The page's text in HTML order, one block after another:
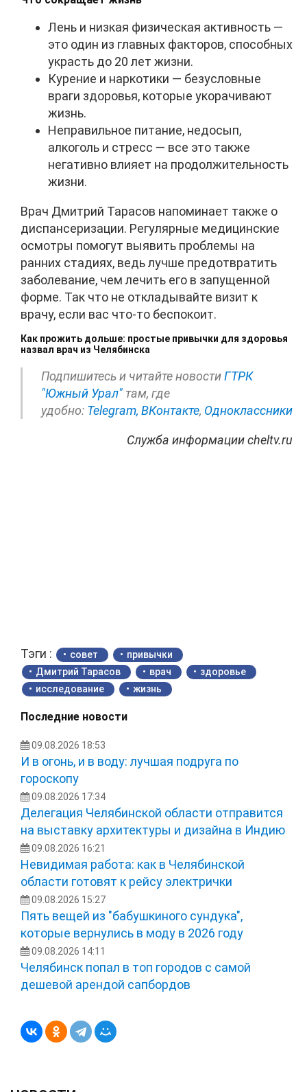
Лень и низкая физическая активность —
это один из главных факторов, способных
украсть до 20 лет жизни.
Курение и наркотики — безусловные
враги здоровья, которые укорачивают
жизнь.
Неправильное питание, недосып,
алкоголь и стресс — все это также
негативно влияет на продолжительность
жизни.
Врач Дмитрий Тарасов напоминает также о
диспансеризации. Регулярные медицинские
осмотры помогут выявить проблемы на
ранних стадиях, ведь лучше предотвратить
заболевание, чем лечить его в запущенной
форме. Так что не откладывайте визит к
врачу, если вас что-то беспокоит.
Как прожить дольше: простые привычки для здоровья
назвал врач из Челябинска
Подпишитесь и читайте новостиГТРК
"Южный Урал" там, где
удобно: Telegram, ВКонтакте, Одноклассники
Служба информации cheltv.ru
Тэги : совет
привычки
Дмитрий Тарасов
врач
здоровье
исследование
жизнь
Последние новости
09.08.2026 18:53
И в огонь, и в воду: лучшая подруга по
гороскопу
09.08.2026 17:34
Делегация Челябинской области отправится
на выставку архитектуры и дизайна в Индию
09.08.2026 16:21
Невидимая работа: как в Челябинской
области готовят к рейсу электрички
09.08.2026 15:27
Пять вещей из "бабушкиного сундука",
которые вернулись в моду в 2026 году
09.08.2026 14:11
Челябинск попал в топ городов с самой
дешевой арендой сапбордов